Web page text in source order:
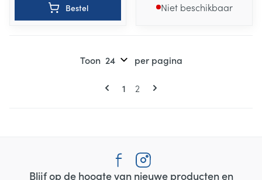
Bestel Niet beschikbaar
Pagina's
U lees momenteel pagina
1 Pagina
2
Toon per pagina
Blijf op de hoogte van nieuwe producten en